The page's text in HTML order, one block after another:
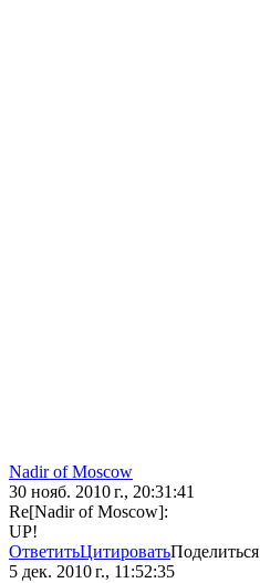
Nadir of Moscow
30 нояб. 2010 г., 20:31:41
Re[Nadir of Moscow]:
UP!
ОтветитьЦитироватьПоделиться
5 дек. 2010 г., 11:52:35